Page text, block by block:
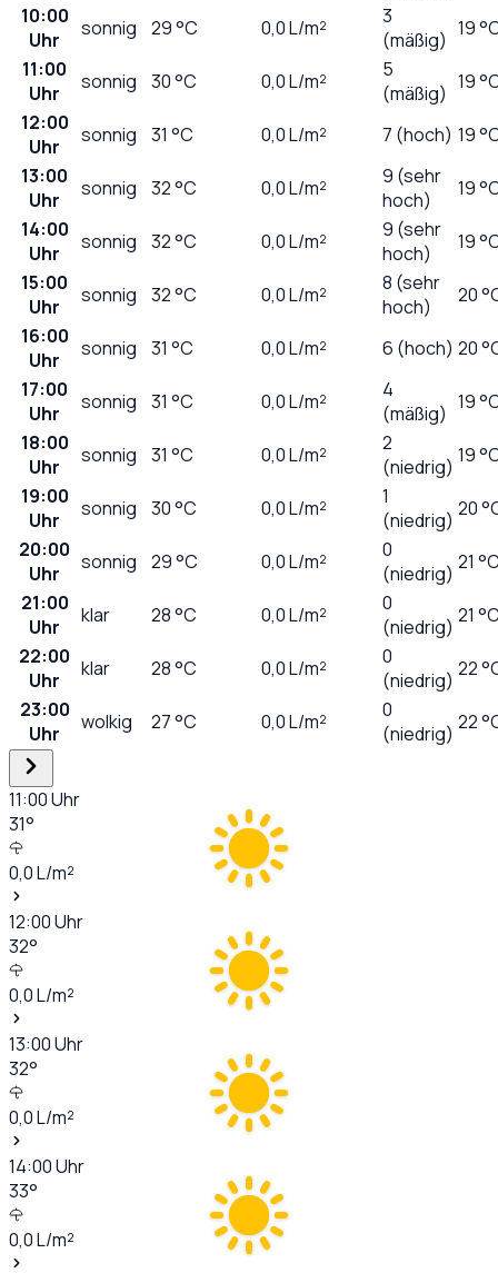
10:00
Uhr
sonnig 29°C 0,0L/m²
3
(mäßig) 19
11:00
Uhr
sonnig 30°C 0,0L/m²
5
(mäßig) 19
12:00
Uhr
sonnig 31 °C 0,0L/m² 7 (hoch) 19
13:00
Uhr
sonnig 32°C 0,0L/m²
9 (sehr
hoch)
19
14:00
Uhr
sonnig 32°C 0,0L/m²
9 (sehr
hoch)
19
15:00
Uhr
sonnig 32°C 0,0L/m²
8 (sehr
hoch)
20
16:00
Uhr
sonnig 31 °C 0,0L/m² 6 (hoch) 20
17:00
Uhr
sonnig 31 °C 0,0L/m²
4
(mäßig) 19
18:00
Uhr
sonnig 31 °C 0,0L/m²
2
(niedrig) 19
19:00
Uhr
sonnig 30°C 0,0L/m²
1
(niedrig) 20
20:00
Uhr
sonnig 29°C 0,0L/m²
0
(niedrig) 21
21:00
Uhr
klar 28°C 0,0L/m²
0
(niedrig) 21
22:00
Uhr
klar 28°C 0,0L/m²
0
(niedrig) 22
23:00
Uhr
wolkig 27°C 0,0L/m²
0
(niedrig) 22
11:00Uhr
31°
0,0L/m²
12:00Uhr
32°
0,0L/m²
13:00Uhr
32°
0,0L/m²
14:00Uhr
33°
0,0L/m²